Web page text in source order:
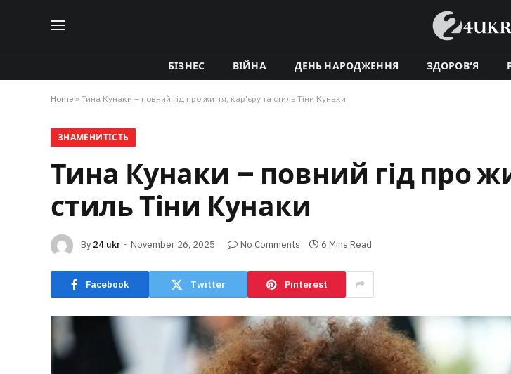
БІЗНЕС ВІЙНА ДЕНЬ НАРОДЖЕННЯ ЗДОРОВ’Я
Home » Тина Кунаки – повний гід про життя, кар’єру та стиль Тіни Кунаки
ЗНАМЕНИТІСТЬ
Тина Кунаки – повний гід про
стиль Тіни Кунаки
By 24 ukr November 26, 2025 No Comments 6 Mins Read
Facebook Twitter Pinterest